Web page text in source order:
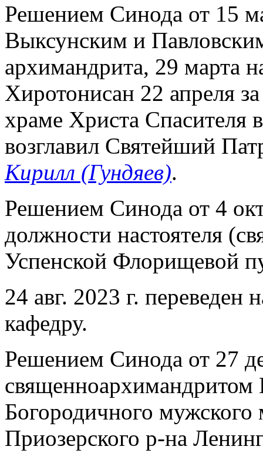
Решением Синода от 15
Выксунским и
архимандрита, 29 марта
Хиротонисан 22 апреля
храме Христа Спасителя
возглавил Святейший
Кирилл (Гундяев).
Решением Синода от 4
должности настоятеля
Успенской Флорищевой
24 авг. 2023 г.
кафедру.
Решением Синода от 27
священноархимандритом
Богородичного мужского
Приозерского р-на